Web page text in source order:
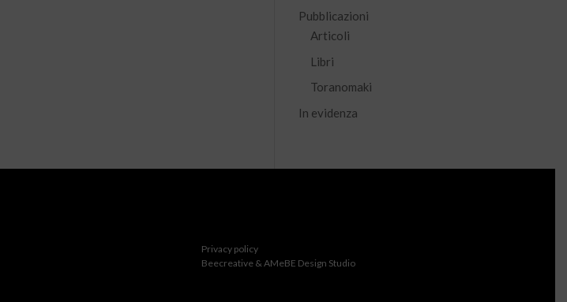
Pubblicazioni
Articoli
Libri
Toranomaki
In evidenza
Privacy policy
Beecreative & AMeBE Design Studio